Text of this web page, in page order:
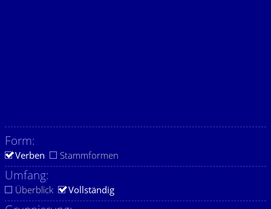
Form:
Verben Stammformen
Umfang:
Überblick Vollständig